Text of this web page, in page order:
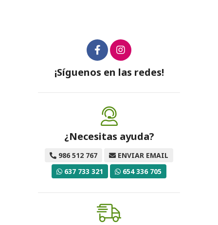
¡Síguenos en las redes!
¿Necesitas ayuda?
986 512 767
ENVIAR EMAIL
637 733 321
654 336 705